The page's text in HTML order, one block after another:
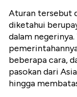
Aturan tersebut
diketahui
dalam
beberapa cara,
pasokan dari
hingga